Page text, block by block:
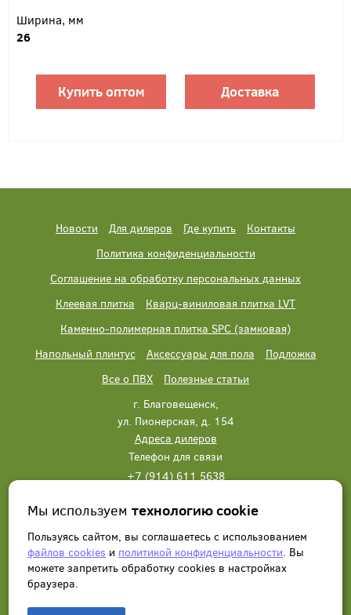
Ширина, мм
26
Купить оптом Доставка
Новости Для дилеров Где купить
Контакты
Политика конфиденциальности
Соглашение на обработку персональных данных
Клеевая плитка
Кварц-виниловая плитка LVT
Каменно-полимерная плитка SPC (замковая)
Напольный плинтус
Аксессуары для пола
Подложка
Все о ПВХ
Полезные статьи
г. Благовещенск,
ул. Пионерская, д. 154
Адреса дилеров
Телефон для связи
+7 (914) 611 5638
Написать нам Заказать звонок
Мы используемтехнологию cookie
Пользуясь сайтом, вы соглашаетесь с использованием
файлов cookies и политикой конфиденциальности. Вы
можете запретить обработку сookies в настройках
браузера.